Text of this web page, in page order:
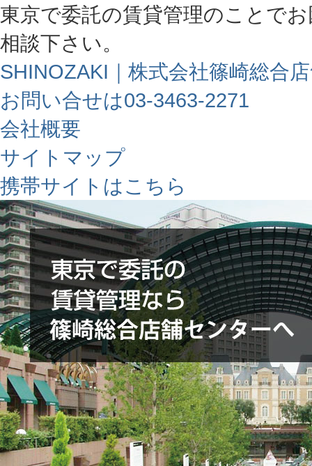
東京で委託の賃貸管理のことで
相談下さい。
SHINOZAKI｜株式会社篠崎総合
お問い合せは03-3463-2271
会社概要
サイトマップ
携帯サイトはこちら